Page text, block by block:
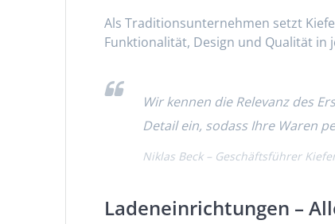
Als Traditionsunternehmen setzt
Funktionalität, Design und Qualität in
Wir kennen die Relevanz des
Detail ein, sodass Ihre Waren
Niklas Beck – Geschäftsführer
Ladeneinrichtungen –